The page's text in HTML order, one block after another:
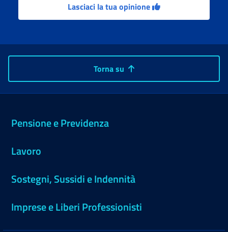
Lasciaci la tua opinione
Torna su
Pensione e Previdenza
Lavoro
Sostegni, Sussidi e Indennità
Imprese e Liberi Professionisti